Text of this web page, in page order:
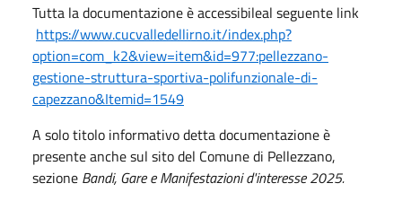
Tutta la documentazione è accessibileal seguente link
https://www.cucvalledellirno.it/index.php?
option=com_k2&view=item&id=977:pellezzano-
gestione-struttura-sportiva-polifunzionale-di-
capezzano&Itemid=1549
A solo titolo informativo detta documentazione è
presente anche sul sito del Comune di Pellezzano,
sezione Bandi, Gare e Manifestazioni d'interesse 2025.